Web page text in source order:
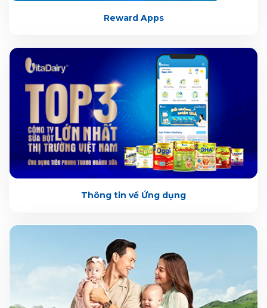
Reward Apps
Thông tin về Ứng dụng